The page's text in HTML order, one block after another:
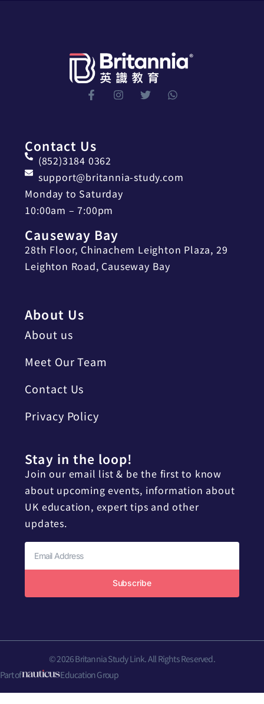
Contact Us
(852)3184 0362
support@britannia-study.com
Monday to Saturday
10:00am – 7:00pm
Causeway Bay
28th Floor, Chinachem Leighton Plaza, 29
Leighton Road, Causeway Bay
About Us
About us
Meet Our Team
Contact Us
Privacy Policy
Stay in the loop!
Join our email list & be the first to know
about upcoming events, information about
UK education, expert tips and other
updates.
Subscribe
© 2026 Britannia Study Link. All Rights Reserved.
Part of
Education Group